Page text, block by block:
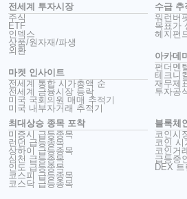
전세계 투자시장
주식
ETF
인덱스
상품/원자재/파생
외환
마켓 인사이트
전세계 통합 시가총액 순
전세계 금융시장 등락
미국 국회의원 매매 추적기
미국 내부자거래 추적기
수급 추
워런버
목표가
헤지펀
아카데미
펀더멘
테크니
재무제
투자공
최대상승 종목 포착
미증시 급등종목
런던 급등종목
상하이 급등종목
심천 급등종목
인도 급등종목
코스피 급등종목
코스닥 급등종목
블록체
코인시
코인 시
코인거
급등중
DEX